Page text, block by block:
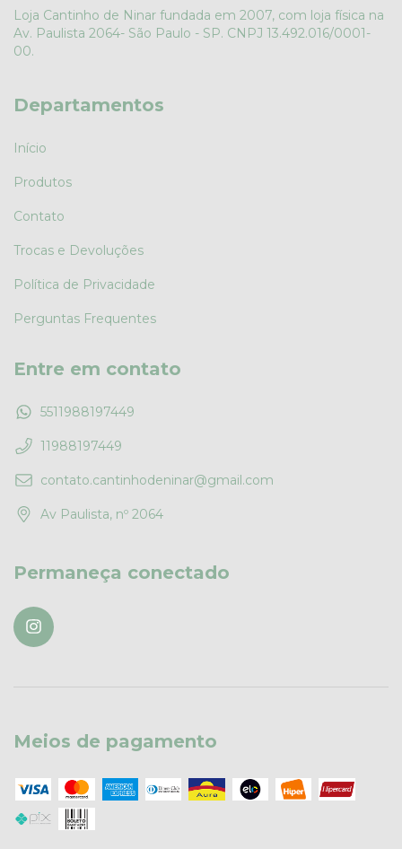
Loja Cantinho de Ninar fundada em 2007, com loja física na
Av. Paulista 2064- São Paulo - SP. CNPJ 13.492.016/0001-
00.
Departamentos
Início
Produtos
Contato
Trocas e Devoluções
Política de Privacidade
Perguntas Frequentes
Entre em contato
5511988197449
11988197449
contato.cantinhodeninar@gmail.com
Av Paulista, nº 2064
Permaneça conectado
Meios de pagamento